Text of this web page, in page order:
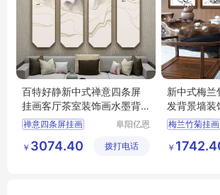
百特好静新中式禅意四条屏
挂画客厅茶室装饰画水墨背
景墙壁画
禅意四条屏挂画
挂画 装饰画
阜阳亿恩
有限公司
￥ 3074.40 拨打电话
新中式梅兰
发背景墙装
壁画国画
梅兰竹菊挂画
挂画 装饰画
￥